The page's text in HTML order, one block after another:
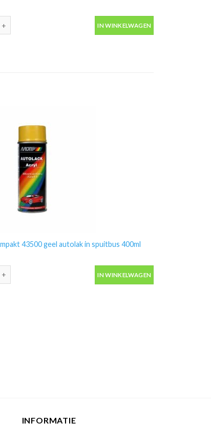
IN WINKELWAGEN
43500 geel autolak in spuitbus 400ml
43500 geel autolak in spuitbus 400ml aantal
IN WINKELWAGEN
INFORMATIE